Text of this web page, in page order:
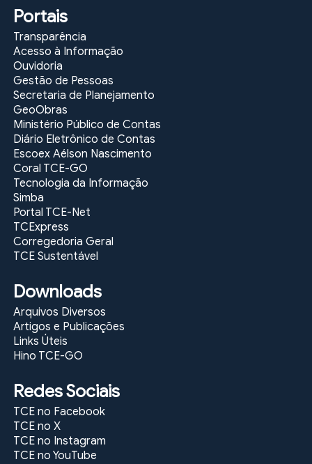
Portais
Transparência
Acesso à Informação
Ouvidoria
Gestão de Pessoas
Secretaria de Planejamento
GeoObras
Ministério Público de Contas
Diário Eletrônico de Contas
Escoex Aélson Nascimento
Coral TCE-GO
Tecnologia da Informação
Simba
Portal TCE-Net
TCExpress
Corregedoria Geral
TCE Sustentável
Downloads
Arquivos Diversos
Artigos e Publicações
Links Úteis
Hino TCE-GO
Redes Sociais
TCE no Facebook
TCE no X
TCE no Instagram
TCE no YouTube